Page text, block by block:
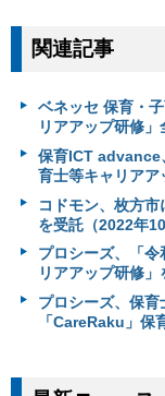
関連記事
ベネッセ 保育・
リアアップ研修」
保育ICT advance
育士等キャリアア
コドモン、枚方市
を受託（2022年10
プロシーズ、「
リアアップ研修」
プロシーズ、保
「CareRaku」保